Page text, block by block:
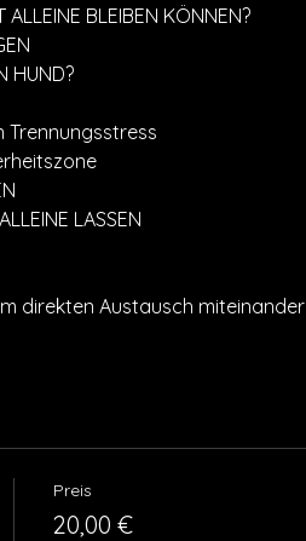
BLEIBEN KÖNNEN?
HUND?
Trennungsstress
LASSEN
direkten Austausch miteinander
Preis
20,00 €